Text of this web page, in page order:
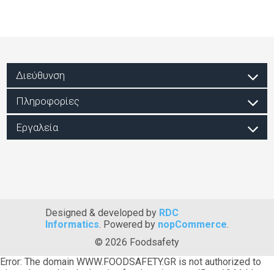
Διεύθυνση
Πληροφορίες
Εργαλεία
Designed & developed by RDC
Informatics. Powered by nopCommerce.
© 2026 Foodsafety
Error: The domain WWW.FOODSAFETY.GR is not authorized to